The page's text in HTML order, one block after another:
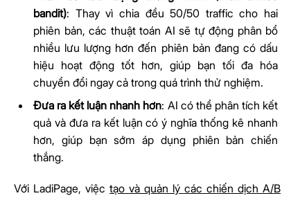
bandit): Thay vì chia đều 50/50 traffic cho hai
phiên bản, các thuật toán AI sẽ tự động phân bổ
nhiều lưu lượng hơn đến phiên bản đang có dấu
hiệu hoạt động tốt hơn, giúp bạn tối đa hóa
chuyển đổi ngay cả trong quá trình thử nghiệm.
Đưa ra kết luận nhanh hơn: AI có thể phân tích kết
quả và đưa ra kết luận có ý nghĩa thống kê nhanh
hơn, giúp bạn sớm áp dụng phiên bản chiến
thắng.
Với LadiPage, việc tạo và quản lý các chiến dịch A/B